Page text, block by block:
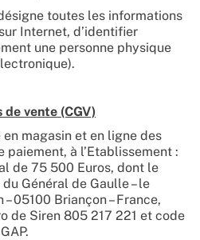
toutes les informations
Internet, d’identifier
une personne physique
vente (CGV)
en magasin et en ligne des
à l’Etablissement :
de 75 500 Euros, dont le
Général de Gaulle – le
05100 Briançon – France,
de Siren 805 217 221 et code